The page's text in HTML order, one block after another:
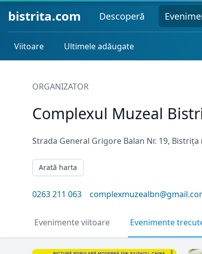
bistrita.com Descoperă
Viitoare Ultimele adăugate
ORGANIZATOR
Complexul Muzeal
Strada General Grigore Balan Nr. 19, Bistrița
Arată harta
0263 211 063
Evenimente viitoare Evenimente